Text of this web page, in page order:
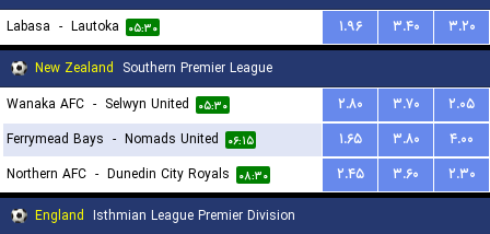
Labasa - Lautoka ۰۵:۳۰ ۱.۹۶ ۳.۴۰
۳.۲۰
New Zealand Southern Premier League
Wanaka AFC - Selwyn United ۰۵:۳۰ ۲.۸۰ ۳.۷۰
۲.۰۵
Ferrymead Bays - Nomads United ۰۶:۱۵ ۱.۶۵ ۳.۸۰
۴.۰۰
Northern AFC - Dunedin City Royals ۰۸:۳۰ ۲.۴۵ ۳.۶۰
۲.۳۰
England Isthmian League Premier Division